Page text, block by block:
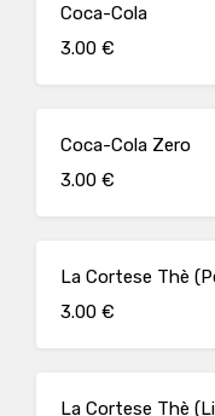
Coca-Cola
3.00 €
Coca-Cola Zero
3.00 €
La Cortese Thè
3.00 €
La Cortese Thè